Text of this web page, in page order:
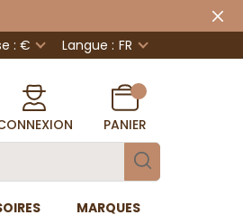
: € Langue : FR
PANIER
MARQUES